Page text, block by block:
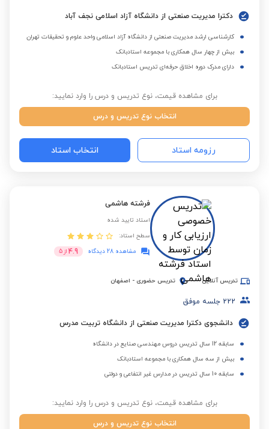
دکترا مدیریت صنعتی از دانشگاه آزاد اسلامی نجف آباد
کارشناسی ارشد مدیریت صنعتی از دانشگاه آزاد اسلامی واحد علوم و تحقیقات تهران
بیش از چهار سال همکاری با مجموعه استادبانک
دارای مدرک دوره اخلاق حرفه‌ای تدریس استادبانک
برای مشاهده قیمت، نوع تدریس و درس را وارد نمایید:
انتخاب نوع تدریس و درس
رزومه استاد انتخاب استاد
فرشته هاشمی
استاد تایید شده
سطح استاد:
مشاهده 28 دیدگاه
4.9 از 5
تدریس آنلاین تدریس حضوری - اصفهان
222 جلسه موفق
دانشجوی دکترا مدیریت صنعتی از دانشگاه تربیت مدرس
سابقه 12 سال تدریس دروس مهندسی صنایع در دانشگاه
بیش از سه سال همکاری با مجموعه استادبانک
سابقه 10 سال تدریس در مدارس غیر انتفاعی و دولتی
برای مشاهده قیمت، نوع تدریس و درس را وارد نمایید:
انتخاب نوع تدریس و درس